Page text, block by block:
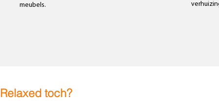
meubels.
Relaxed toch?